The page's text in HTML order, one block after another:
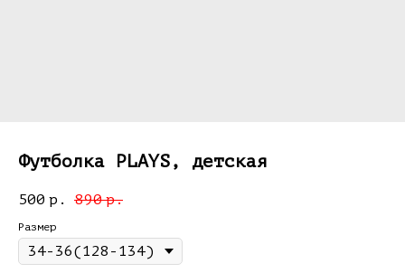
Футболка PLAYS, детская
500 р. 890 р.
Размер